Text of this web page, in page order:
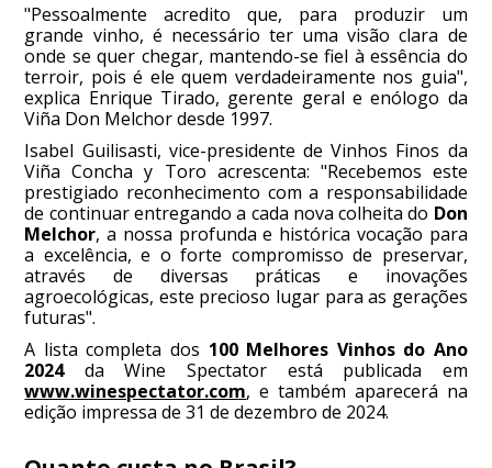
"Pessoalmente acredito que, para produzir um
grande vinho, é necessário ter uma visão clara de
onde se quer chegar, mantendo-se fiel à essência do
terroir, pois é ele quem verdadeiramente nos guia",
explica Enrique Tirado, gerente geral e enólogo da
Viña Don Melchor desde 1997.
Isabel Guilisasti, vice-presidente de Vinhos Finos da
Viña Concha y Toro acrescenta: "Recebemos este
prestigiado reconhecimento com a responsabilidade
de continuar entregando a cada nova colheita do Don
Melchor, a nossa profunda e histórica vocação para
a excelência, e o forte compromisso de preservar,
através de diversas práticas e inovações
agroecológicas, este precioso lugar para as gerações
futuras".
A lista completa dos 100 Melhores Vinhos do Ano
2024da Wine Spectator está publicada em
www.winespectator.com, e também aparecerá na
edição impressa de 31 de dezembro de 2024.